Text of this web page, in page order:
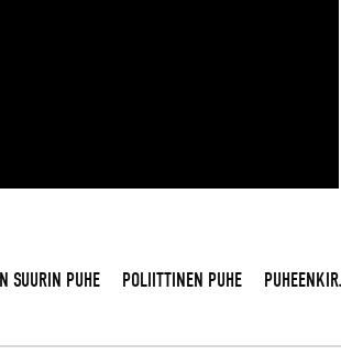
SUURIN PUHE POLIITTINEN PUHE